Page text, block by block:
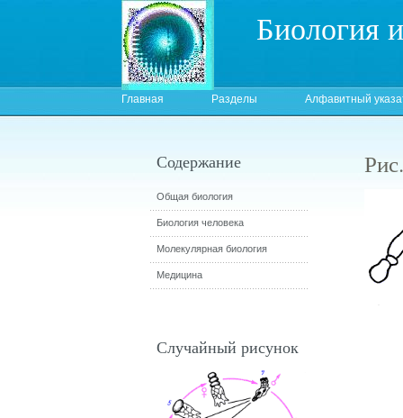
Биология
Главная Разделы Алфавитный
Содержание
Общая биология
Биология человека
Молекулярная биология
Медицина
Случайный рисунок